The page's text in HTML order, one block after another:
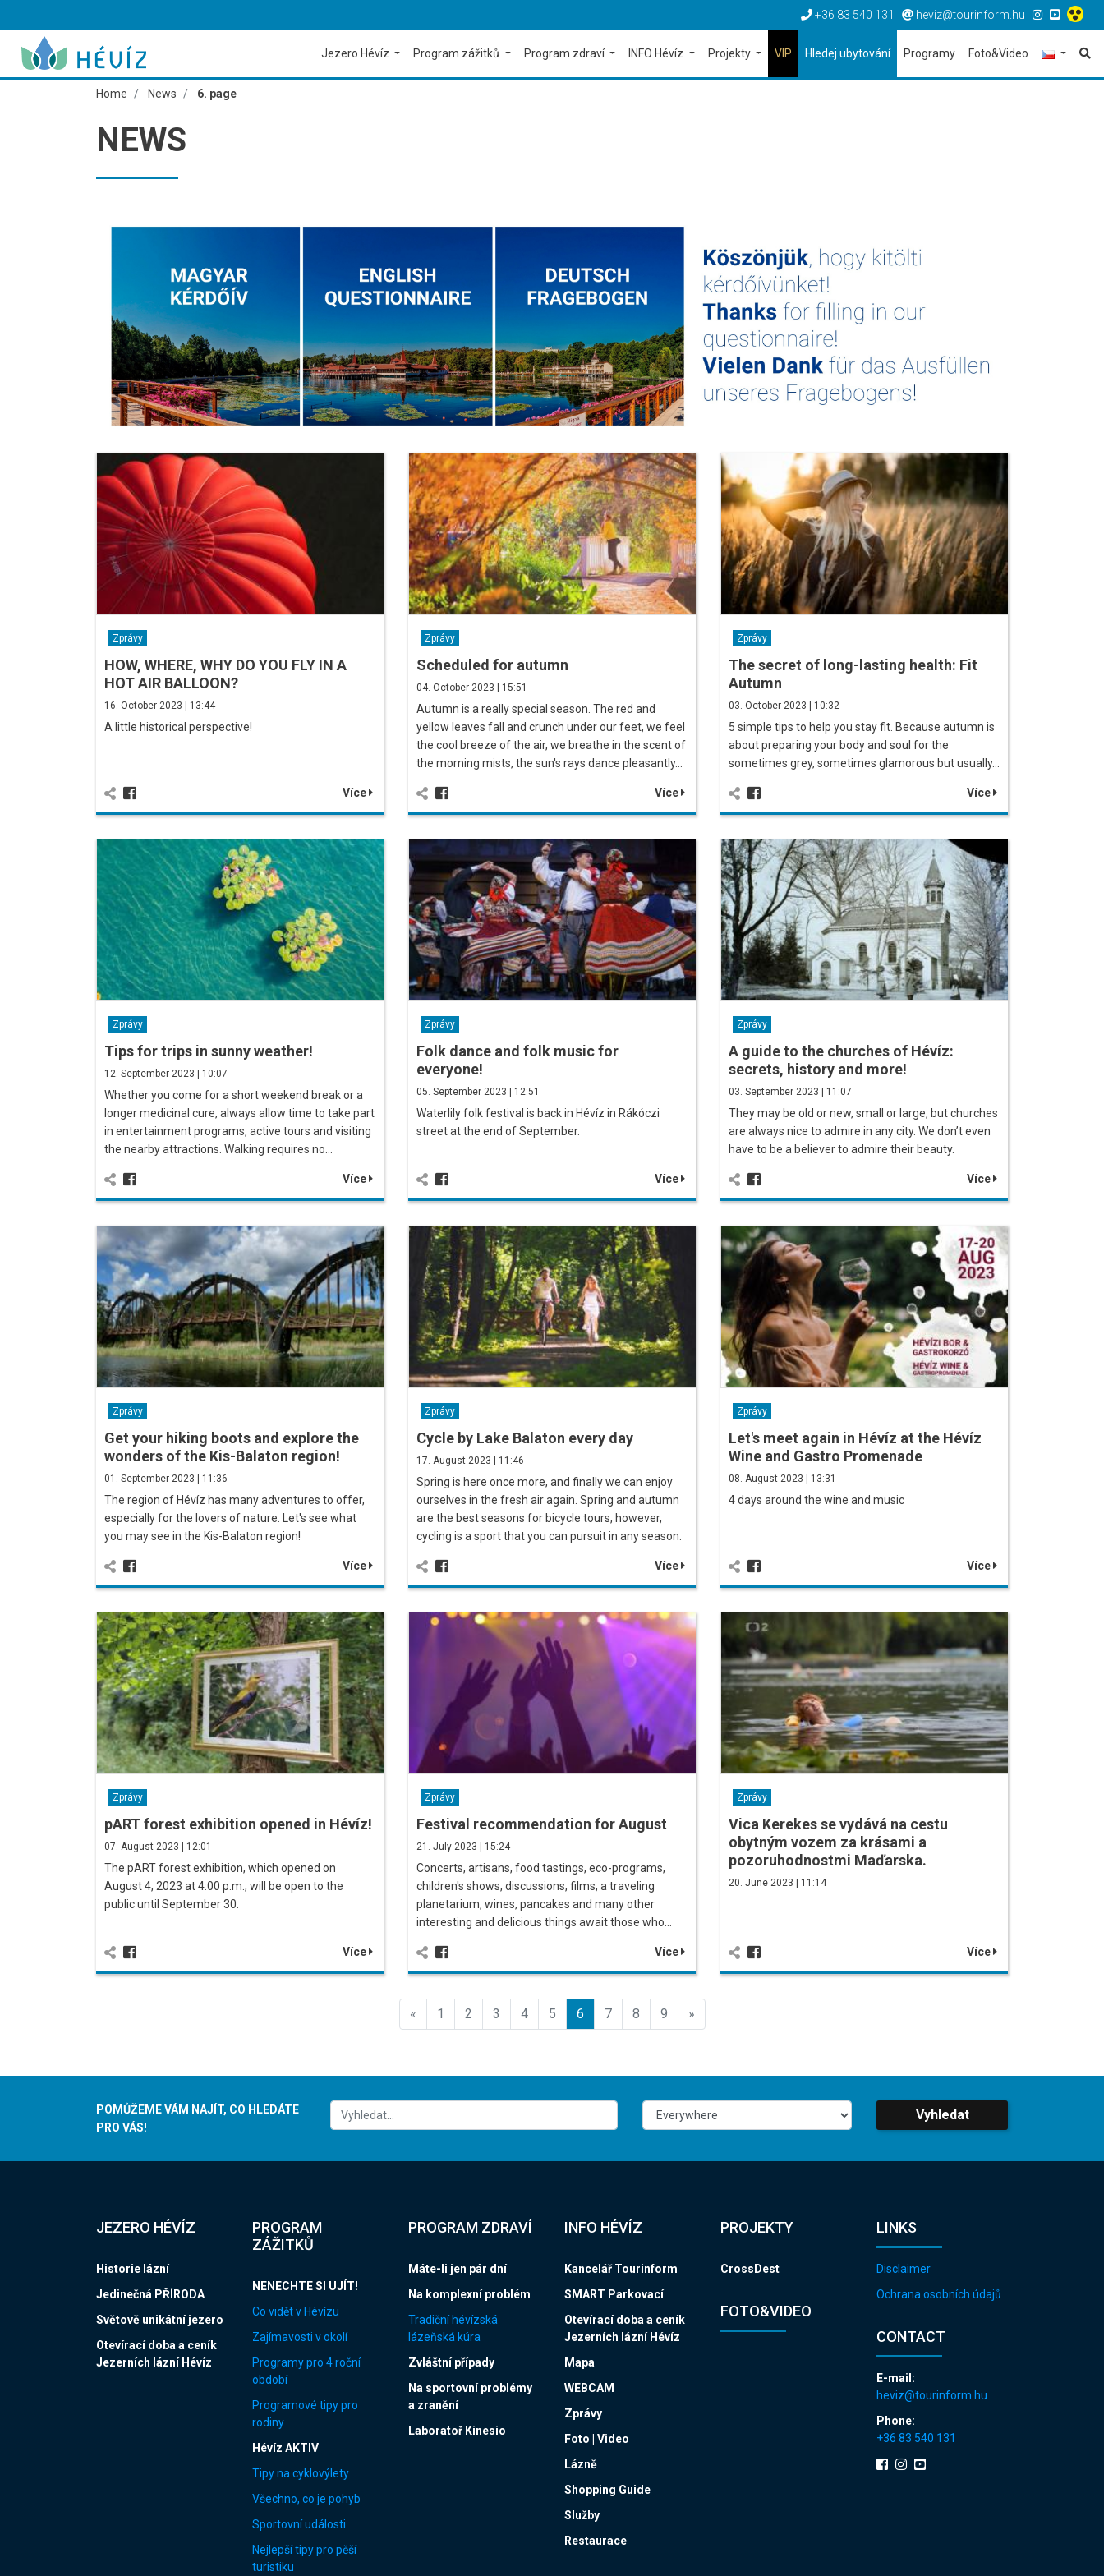
+36 83 540 131 heviz@tourinform.hu
Jezero Hévíz Program zážitků Program zdraví INFO Hévíz Projekty VIP Hledej ubytování Programy Foto&Video
Home News 6. page
NEWS
Zprávy
HOW, WHERE, WHY DO YOU FLY IN A
HOT AIR BALLOON?
16. October 2023 | 13:44
A little historical perspective!
Více
Zprávy
Scheduled for autumn
04. October 2023 | 15:51
Autumn is a really special season. The red and
yellow leaves fall and crunch under our feet, we feel
the cool breeze of the air, we breathe in the scent of
the morning mists, the sun's rays dance pleasantly…
Více
Zprávy
The secret of long-lasting health: Fit
Autumn
03. October 2023 | 10:32
5 simple tips to help you stay fit. Because autumn is
about preparing your body and soul for the
sometimes grey, sometimes glamorous but usually…
Více
Zprávy
Tips for trips in sunny weather!
12. September 2023 | 10:07
Whether you come for a short weekend break or a
longer medicinal cure, always allow time to take part
in entertainment programs, active tours and visiting
the nearby attractions. Walking requires no…
Více
Zprávy
Folk dance and folk music for
everyone!
05. September 2023 | 12:51
Waterlily folk festival is back in Hévíz in Rákóczi
street at the end of September.
Více
Zprávy
A guide to the churches of Hévíz:
secrets, history and more!
03. September 2023 | 11:07
They may be old or new, small or large, but churches
are always nice to admire in any city. We don’t even
have to be a believer to admire their beauty.
Více
Zprávy
Get your hiking boots and explore the
wonders of the Kis-Balaton region!
01. September 2023 | 11:36
The region of Hévíz has many adventures to offer,
especially for the lovers of nature. Let's see what
you may see in the Kis-Balaton region!
Více
Zprávy
Cycle by Lake Balaton every day
17. August 2023 | 11:46
Spring is here once more, and finally we can enjoy
ourselves in the fresh air again. Spring and autumn
are the best seasons for bicycle tours, however,
cycling is a sport that you can pursuit in any season.
Více
Zprávy
Let's meet again in Hévíz at the Hévíz
Wine and Gastro Promenade
08. August 2023 | 13:31
4 days around the wine and music
Více
Zprávy
pART forest exhibition opened in Hévíz!
07. August 2023 | 12:01
The pART forest exhibition, which opened on
August 4, 2023 at 4:00 p.m., will be open to the
public until September 30.
Více
Zprávy
Festival recommendation for August
21. July 2023 | 15:24
Concerts, artisans, food tastings, eco-programs,
children's shows, discussions, films, a traveling
planetarium, wines, pancakes and many other
interesting and delicious things await those who…
Více
Zprávy
Vica Kerekes se vydává na cestu
obytným vozem za krásami a
pozoruhodnostmi Maďarska.
20. June 2023 | 11:14
Více
«Előző
1 2 3 4 5 6 7 8 9 »Előző
POMŮŽEME VÁM NAJÍT, CO HLEDÁTE
PRO VÁS!
Vyhledat
JEZERO HÉVÍZ
Historie lázní
Jedinečná PŘÍRODA
Světově unikátní jezero
Otevírací doba a ceník
Jezerních lázní Hévíz
PROGRAM
ZÁŽITKŮ
NENECHTE SI UJÍT!
Co vidět v Hévízu
Zajímavosti v okolí
Programy pro 4 roční
období
Programové tipy pro
rodiny
Hévíz AKTIV
Tipy na cyklovýlety
Všechno, co je pohyb
Sportovní události
Nejlepší tipy pro pěší
turistiku
PROGRAM ZDRAVÍ
Máte-li jen pár dní
Na komplexní problém
Tradiční hévízská
lázeňská kúra
Zvláštní případy
Na sportovní problémy
a zranění
Laboratoř Kinesio
INFO HÉVÍZ
Kancelář Tourinform
SMART Parkovací
Otevírací doba a ceník
Jezerních lázní Hévíz
Mapa
WEBCAM
Zprávy
Foto | Video
Lázně
Shopping Guide
Služby
Restaurace
PROJEKTY
CrossDest
FOTO&VIDEO
LINKS
Disclaimer
Ochrana osobních údajů
CONTACT
E-mail:
heviz@tourinform.hu
Phone:
+36 83 540 131